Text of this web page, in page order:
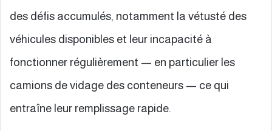
des défis accumulés, notamment la vétusté des
véhicules disponibles et leur incapacité à
fonctionner régulièrement — en particulier les
camions de vidage des conteneurs — ce qui
entraîne leur remplissage rapide.